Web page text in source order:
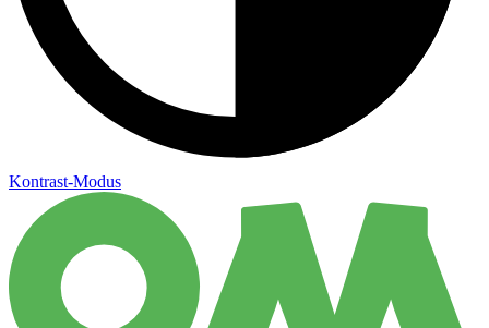
Kontrast-Modus